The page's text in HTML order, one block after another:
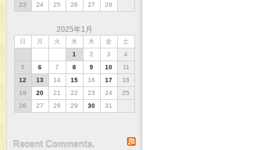
23
24 25 26 27 28
2025年1月
日 月 火 水 木 金
土
1
2 3
4
5
6 7 8 9 10
11
12
13 14 15 16 17
18
19
20 21 22 23 24
25
26
27 28 29 30 31
Recent Comments.